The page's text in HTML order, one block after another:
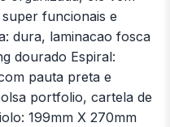
funcionais e
dura, laminacao fosca
dourado Espiral:
pauta preta e
portfolio, cartela de
199mm X 270mm